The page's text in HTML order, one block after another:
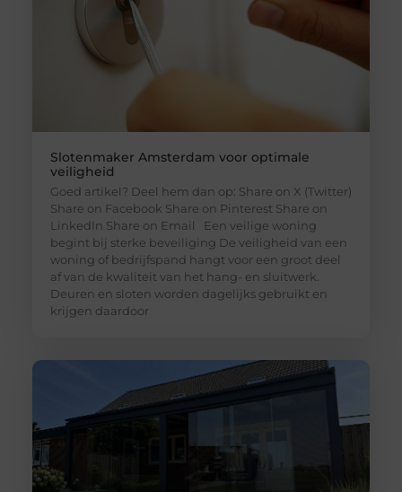
Slotenmaker Amsterdam voor optimale
veiligheid
Goed artikel? Deel hem dan op: Share on X (Twitter)
Share on Facebook Share on Pinterest Share on
LinkedIn Share on Email Een veilige woning
begint bij sterke beveiliging De veiligheid van een
woning of bedrijfspand hangt voor een groot deel
af van de kwaliteit van het hang- en sluitwerk.
Deuren en sloten worden dagelijks gebruikt en
krijgen daardoor